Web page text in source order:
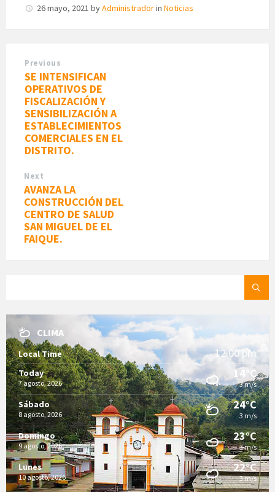
26 mayo, 2021 byAdministradorin Noticias
Previous
SE INTENSIFICAN
OPERATIVOS DE
FISCALIZACIÓN Y
SENSIBILIZACIÓN A
ESTABLECIMIENTOS
COMERCIALES EN EL
DISTRITO.
Next
AVANZA LA
CONSTRUCCIÓN DEL
CENTRO DE SALUD
SAN MIGUEL DE EL
FAIQUE.
CLIMA
Local Time 12:00 pm
Today
7 agosto, 2026
14°C
3 m/s
Sábado
8 agosto, 2026
24°C
3 m/s
Domingo
9 agosto, 2026
23°C
3 m/s
Lunes
10 agosto, 2026
22°C
3 m/s